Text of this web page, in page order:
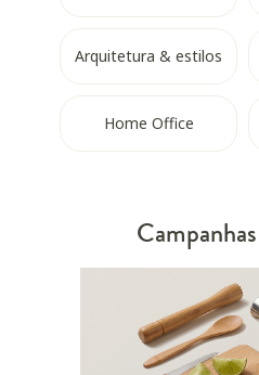
Arquitetura & estilos
Home Office